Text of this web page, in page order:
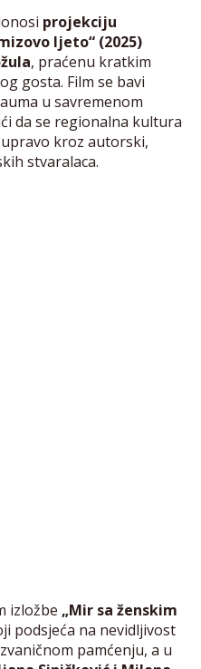
projekciju
ljeto“ (2025)
, praćenu kratkim
gosta. Film se bavi
u savremenom
da se regionalna kultura
kroz autorski,
stvaralaca.
izložbe „Mir sa ženskim
podsjeća na nevidljivost
pamćenju, a u